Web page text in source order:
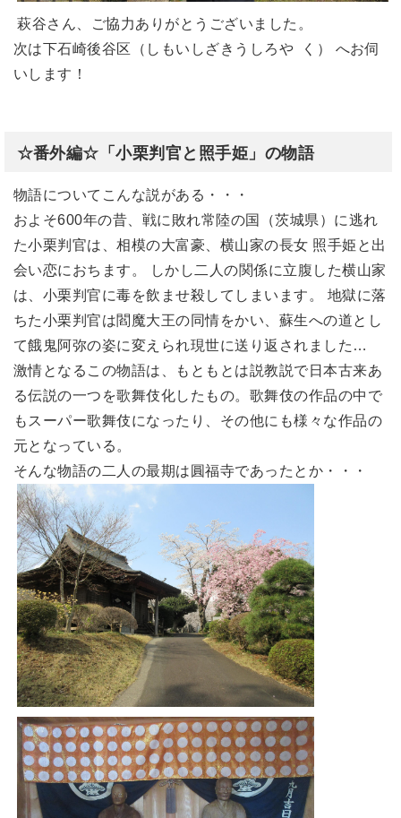
萩谷さん、ご協力ありがとうございました。
次は下石崎後谷区（しもいしざきうしろや く） へお伺
いします！
☆番外編☆「小栗判官と照手姫」の物語
物語についてこんな説がある・・・
およそ600年の昔、戦に敗れ常陸の国（茨城県）に逃れ
た小栗判官は、相模の大富豪、横山家の長女 照手姫と出
会い恋におちます。 しかし二人の関係に立腹した横山家
は、小栗判官に毒を飲ませ殺してしまいます。 地獄に落
ちた小栗判官は閻魔大王の同情をかい、蘇生への道とし
て餓鬼阿弥の姿に変えられ現世に送り返されました…
激情となるこの物語は、もともとは説教説で日本古来あ
る伝説の一つを歌舞伎化したもの。歌舞伎の作品の中で
もスーパー歌舞伎になったり、その他にも様々な作品の
元となっている。
そんな物語の二人の最期は圓福寺であったとか・・・